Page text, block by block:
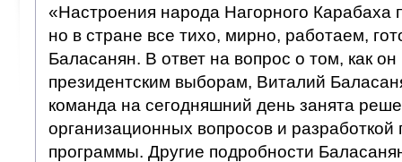
«Настроения народа Нагорного Карабаха
но в стране все тихо, мирно, работаем,
Баласанян. В ответ на вопрос о том, как он
президентским выборам, Виталий
команда на сегодняшний день занята
организационных вопросов и
программы. Другие подробности